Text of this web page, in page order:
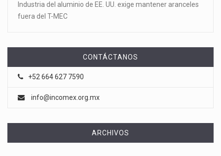
Industria del aluminio de EE. UU. exige mantener aranceles
fuera del T-MEC
CONTÁCTANOS
+52 664 627 7590
info@incomex.org.mx
ARCHIVOS